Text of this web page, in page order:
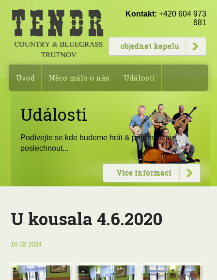
Kontakt: +420 604 973
681
objednat kapelu
Úvod Něco málo o nás Události
Události
Podívejte se kde budeme hrát & přijďte si nás
poslechnout...
Více informací
U kousala 4.6.2020
16.02.2024